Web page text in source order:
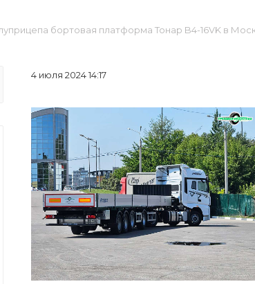
бортовая платформа Тонар B4-16VK в
4 июля 2024 14:17